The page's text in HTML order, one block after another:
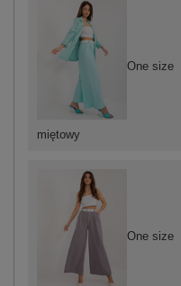
miętowy
One size
One size